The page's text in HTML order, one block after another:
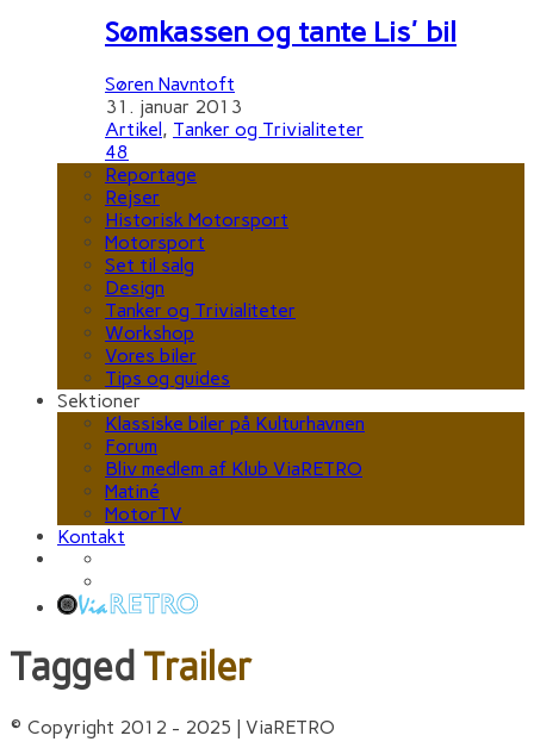
Sømkassen og tante Lis' bil
Søren Navntoft
31. januar 2013
Artikel, Tanker og Trivialiteter
48
Reportage
Rejser
Historisk Motorsport
Motorsport
Set til salg
Design
Tanker og Trivialiteter
Workshop
Vores biler
Tips og guides
Sektioner
Klassiske biler på Kulturhavnen
Forum
Bliv medlem af Klub ViaRETRO
Matiné
MotorTV
Kontakt
Tagged Trailer
© Copyright 2012 - 2025 | ViaRETRO